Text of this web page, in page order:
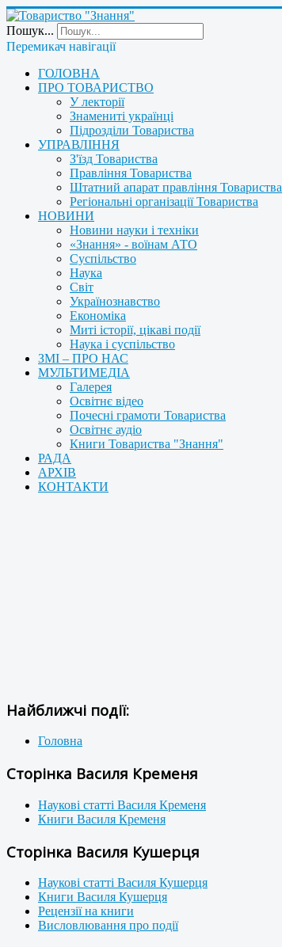
Пошук...
Перемикач навігації
ГОЛОВНА
ПРО ТОВАРИСТВО
У лекторії
Знамениті українці
Підрозділи Товариства
УПРАВЛІННЯ
З'їзд Товариства
Правління Товариства
Штатний апарат правління Товариства
Регіональні організації Товариства
НОВИНИ
Новини науки і техніки
«Знання» - воїнам АТО
Суспільство
Наука
Світ
Українознавство
Економіка
Миті історії, цікаві події
Наука і суспільство
ЗМІ – ПРО НАС
МУЛЬТИМЕДІА
Галерея
Освітнє відео
Почесні грамоти Товариства
Освітнє аудіо
Книги Товариства "Знання"
РАДА
АРХІВ
КОНТАКТИ
Найближчі події:
Головна
Сторінка Василя Кременя
Наукові статті Василя Кременя
Книги Василя Кременя
Сторінка Василя Кушерця
Наукові статті Василя Кушерця
Книги Василя Кушерця
Рецензії на книги
Висловлювання про події